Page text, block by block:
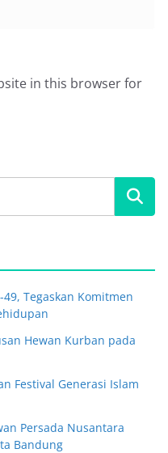
in this browser for
Tegaskan Komitmen
Hewan Kurban pada
Festival Generasi Islam
Persada Nusantara
Bandung